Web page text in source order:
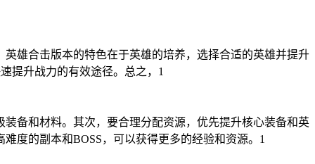
雄合击版本的特色在于英雄的培养，选择合适的英雄并提升
提升战力的有效途径。总之，1
备和材料。其次，要合理分配资源，优先提升核心装备和英
度的副本和BOSS，可以获得更多的经验和资源。1